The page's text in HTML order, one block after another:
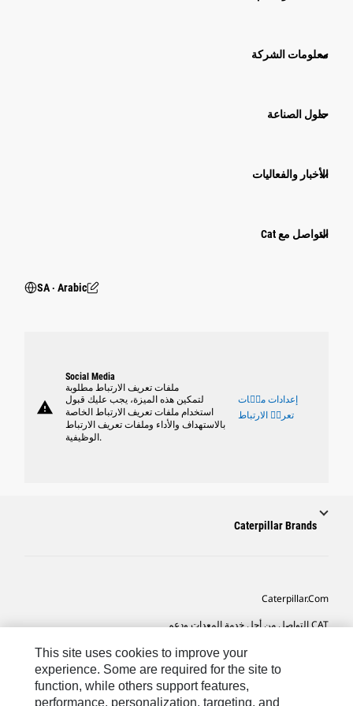
معلومات الشركة
حلول الصناعة
الأخبار والفعاليات
التواصل مع Cat
SA ‧ Arabic
warning
Social Media
ملفات تعريف الارتباط مطلوبة
لتمكين هذه الميزة، يجب عليك قبول
استخدام ملفات تعريف الارتباط الخاصة
بالاستهداف والأداء وملفات تعريف الارتباط
الوظيفية.
إعدادات ملٝات
تعريٝ الارتباط
Caterpillar Brands
Caterpillar.com
CAT التواصل من أجل خدمة المعدات ودعم
تفضيلات التسويق الخاصة بي
خريطة الموقع
Cookie Settings
This site uses cookies to improve your
experience. Some are required for the site to
function, while others support features,
performance, personalization, targeting, and